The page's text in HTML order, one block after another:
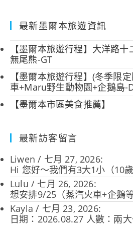
最新墨爾本旅遊資訊
【墨爾本旅遊行程】大洋路
無尾熊-GT
【墨爾本旅遊行程】(冬季限
車+Maru野生動物園+企鵝島-
【墨爾本市區美食推薦】
最新訪客留言
Liwen / 七月 27, 2026:
Hi 您好～我們有3大1小（10
Lulu / 七月 26, 2026:
想安排9/25（蒸汽火車+企鵝
Kayla / 七月 23, 2026:
日期：2026.08.27 人數：兩